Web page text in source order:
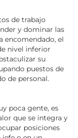
de trabajo
y dominar las
encomendado, el
nivel inferior
su
puestos de
de personal.
poca gente, es
que se integra y
posiciones